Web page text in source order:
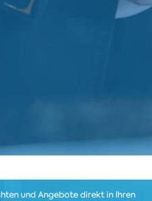
und Angebote direkt in Ihren